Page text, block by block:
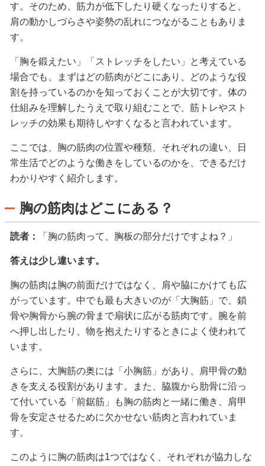
す。そのため、筋力が低下したり硬くなったりすると、
肩の動かしづらさや姿勢の乱れにつながることもありま
す。
「胸を鍛えたい」「ストレッチをしたい」と考えている
場合でも、まずはどの筋肉がどこにあり、どのような役
割を持っているのかを知っておくことが大切です。体の
仕組みを理解したうえで取り組むことで、筋トレやスト
レッチの効果も期待しやすくなると言われています。
ここでは、胸の筋肉の位置や種類、それぞれの違い、日
常生活でどのような働きをしているのかを、できるだけ
わかりやすく紹介します。
胸の筋肉はどこにある？
読者： 「胸の筋肉って、胸板の部分だけですよね？」
答えは少し違います。
胸の筋肉は胸の前面だけではなく、肩や脇にかけても広
がっています。中でも最も大きいのが「大胸筋」で、鎖
骨や胸骨から腕の骨まで扇状に広がる筋肉です。腕を前
へ押し出したり、物を抱えたりするときによく使われて
います。
さらに、大胸筋の奥には「小胸筋」があり、肩甲骨の動
きを支える役割があります。また、脇腹から肋骨に沿っ
て付いている「前鋸筋」も胸の筋肉と一緒に働き、肩甲
骨を安定させるために欠かせない筋肉と言われていま
す。
このように胸の筋肉は1つではなく、それぞれが協力しな